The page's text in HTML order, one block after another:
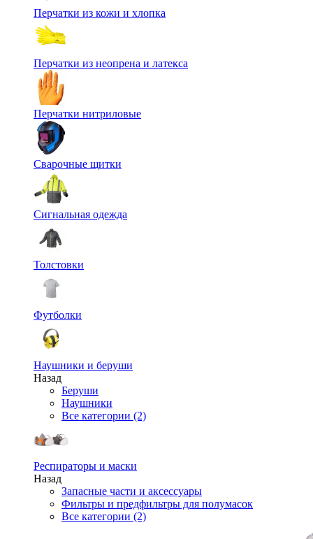
Перчатки из кожи и хлопка
Перчатки из неопрена и латекса
Перчатки нитриловые
Сварочные щитки
Сигнальная одежда
Толстовки
Футболки
Наушники и беруши
Назад
Беруши
Наушники
Все категории (2)
Респираторы и маски
Назад
Запасные части и аксессуары
Фильтры и предфильтры для полумасок
Все категории (2)